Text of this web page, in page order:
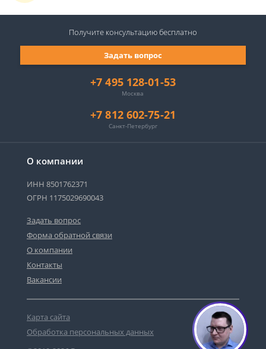
О компании
ИНН 8501762371
ОГРН 1175029690043
Задать вопрос
Форма обратной связи
О компании
Контакты
Вакансии
Карта сайта
Обработка персональных данных
+7 495 128-01-53
Москва
+7 812 602-75-21
Санкт-Петербург
Задать вопрос
Получите консультациюбесплатно